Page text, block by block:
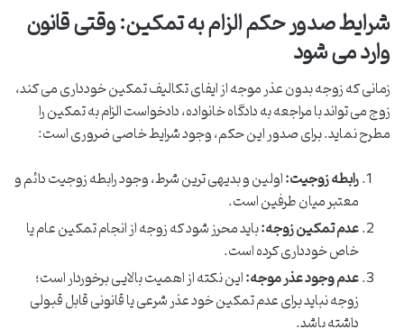
شرایط صدور حکم الزام به تمکین: وقتی قانون
وارد می شود
زمانی که زوجه بدون عذر موجه از ایفای تکالیف تمکین خودداری می کند،
زوج می تواند با مراجعه به دادگاه خانواده، دادخواست الزام به تمکین را
مطرح نماید. برای صدور این حکم، وجود شرایط خاصی ضروری است:
رابطه زوجیت:اولین و بدیهی ترین شرط، وجود رابطه زوجیت دائم و
معتبر میان طرفین است.
عدم تمکین زوجه:باید محرز شود که زوجه از انجام تمکین عام یا
خاص خودداری کرده است.
عدم وجود عذر موجه:این نکته از اهمیت بالایی برخوردار است؛
زوجه نباید برای عدم تمکین خود عذر شرعی یا قانونی قابل قبولی